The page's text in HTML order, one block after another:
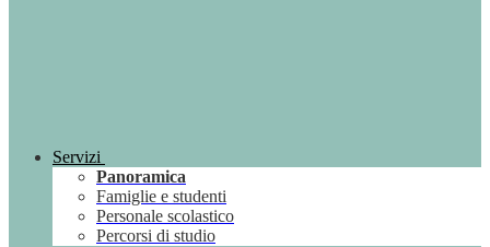
Servizi
Panoramica
Famiglie e studenti
Personale scolastico
Percorsi di studio